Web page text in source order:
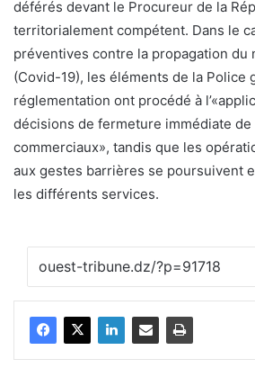
déférés devant le Procureur de la
territorialement compétent. Dans le
préventives contre la propagation du
(Covid-19), les éléments de la Police
réglementation ont procédé à
décisions de fermeture immédiate de
commerciaux», tandis que les
aux gestes barrières se poursuivent
les différents services.